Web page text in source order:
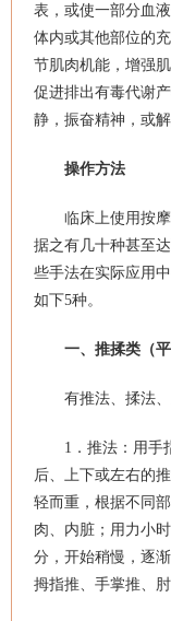
表，或使一部分血
体内或其他部位的
节肌肉机能，增强
促进排出有毒代谢
静，振奋精神，或
操作方法
临床上使用按
据之有几十种甚至
些手法在实际应用
如下5种。
一、推揉类（平
有推法、揉法
1．推法：用手
后、上下或左右的
轻而重，根据不同
肉、内脏；用力小
分，开始稍慢，逐
拇指推、手掌推、